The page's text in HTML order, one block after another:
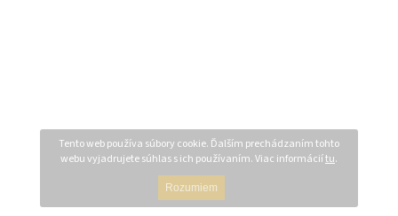
Tento web používa súbory cookie. Ďalším prechádzaním tohto
webu vyjadrujete súhlas s ich používaním. Viac informáciítu.
Rozumiem